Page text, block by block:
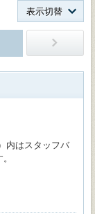
表示切替
はスタッフバ